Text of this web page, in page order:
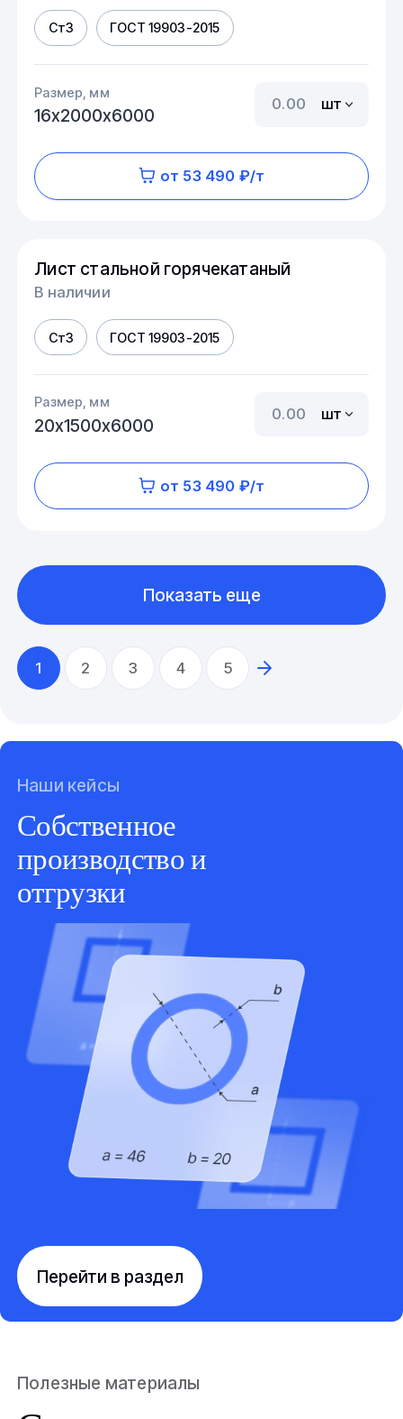
Ст3 ГОСТ 19903-2015
Размер, мм
16х2000х6000
шт
от 53 490 ₽/т
Лист стальной горячекатаный
В наличии
Ст3 ГОСТ 19903-2015
Размер, мм
20х1500х6000
шт
от 53 490 ₽/т
1 2 3 4 5
Показать еще
Наши кейсы
Собственное
производство и
отгрузки
Перейти в раздел
Полезные материалы